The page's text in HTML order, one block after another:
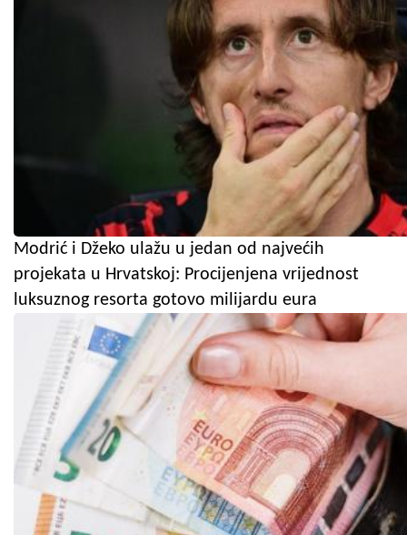
Modrić i Džeko ulažu u jedan od najvećih
projekata u Hrvatskoj: Procijenjena vrijednost
luksuznog resorta gotovo milijardu eura